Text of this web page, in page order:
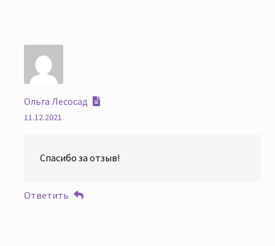
Ольга Лесосад
11.12.2021
Спасибо за отзыв!
Ответить